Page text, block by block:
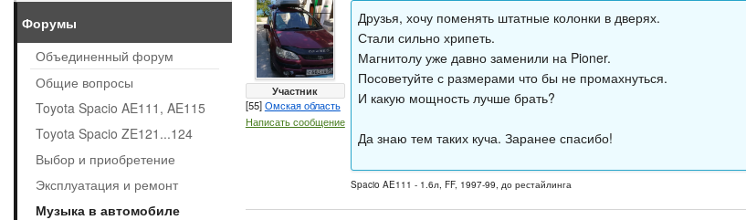
Участник
[55]Омская область
Написать сообщение
Друзья, хочу поменять штатные колонки в дверях.
Стали сильно хрипеть.
Магнитолу уже давно заменили на Pioner.
Посоветуйте с размерами что бы не промахнуться.
И какую мощность лучше брать?
Да знаю тем таких куча. Заранее спасибо!
Spacio AE111 - 1.6л, FF, 1997-99, до рестайлинга
Форумы
Объединенный форум
Общие вопросы
Toyota Spacio AE111, AE115
Toyota Spacio ZE121...124
Выбор и приобретение
Эксплуатация и ремонт
Музыка в автомобиле